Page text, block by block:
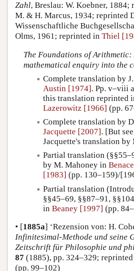
Zahl, Breslau: W. Koebner, 1884;
M. & H. Marcus, 1934; reprinted
Wissenschaftliche
Olms, 1961; reprinted in Thiel
The Foundations of
mathematical enquiry into the
Complete translation by
Austin [1974]. Pp. v–viii
this translation reprinted
Lazerowitz [1966] (pp.
Complete translation by
Jacquette [2007]. [But
Jacquette's translation
Partial translation
by M. Mahoney in
[1983] (pp. 130–159)/
Partial translation
§§45–69, §§87–91,
in Beaney [1997] (pp.
• [1885a] ‘Rezension von: H.
Infinitesimal-Methode und seine
Zeitschrift für Philosophie und
87 (1885), pp. 324–329;
(pp. 99–102)